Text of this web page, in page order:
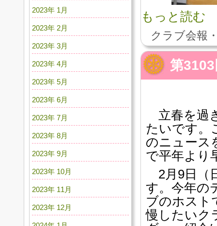
もっと読む
クラブ会報
第
立春を過
たいです。
のニュース
で平年より
2月9日（
す。今年の
ブのホスト
慢したいク
2023年 1月
2023年 2月
2023年 3月
2023年 4月
2023年 5月
2023年 6月
2023年 7月
2023年 8月
2023年 9月
2023年 10月
2023年 11月
2023年 12月